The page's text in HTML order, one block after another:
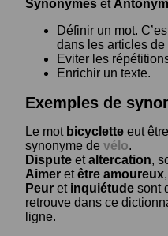
Synonymes et
Définir un mot.
dans les articles de
Eviter les
Enrichir un texte.
Exemples de
Le mot bicyclette eut
synonyme de vélo.
Dispute etaltercation,
Aimer etêtre amoureux
Peur et inquiétude sont
retrouve dans ce
ligne.